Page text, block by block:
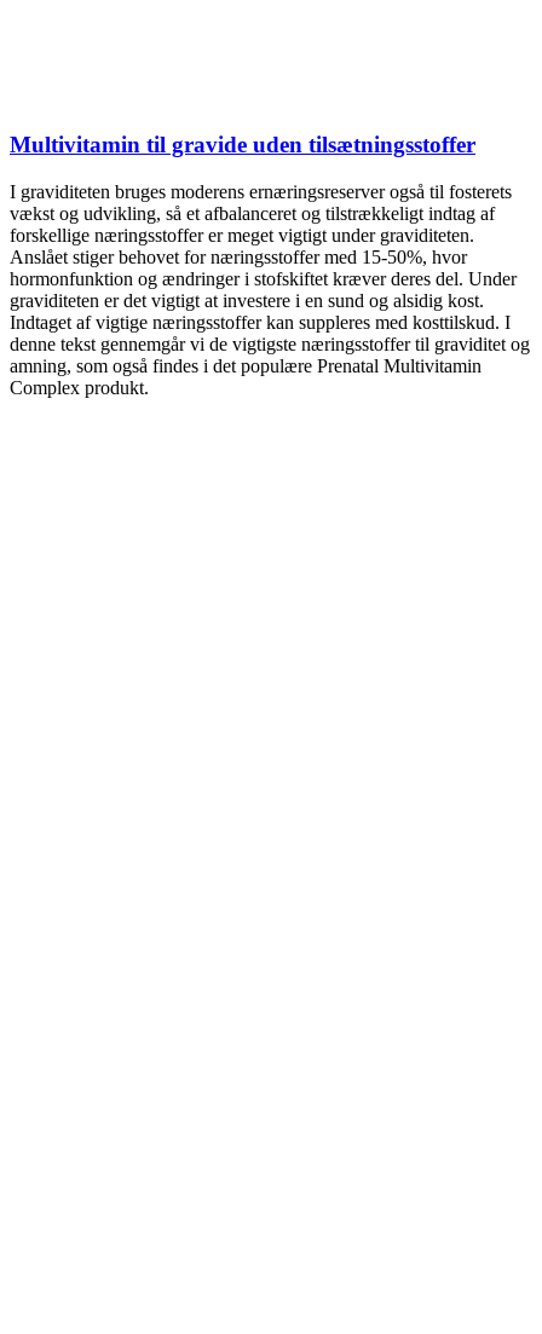
Multivitamin til gravide uden tilsætningsstoffer
I graviditeten bruges moderens ernæringsreserver også til fosterets
vækst og udvikling, så et afbalanceret og tilstrækkeligt indtag af
forskellige næringsstoffer er meget vigtigt under graviditeten.
Anslået stiger behovet for næringsstoffer med 15-50%, hvor
hormonfunktion og ændringer i stofskiftet kræver deres del. Under
graviditeten er det vigtigt at investere i en sund og alsidig kost.
Indtaget af vigtige næringsstoffer kan suppleres med kosttilskud. I
denne tekst gennemgår vi de vigtigste næringsstoffer til graviditet og
amning, som også findes i det populære Prenatal Multivitamin
Complex produkt.